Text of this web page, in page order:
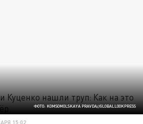
ФОТО: KOMSOMOLSKAYA PRAVDA//GLOBALLOOKPRESS
15:02